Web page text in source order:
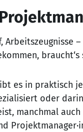
Arbeitszeugnisse
es in praktisch
oder
manchmal